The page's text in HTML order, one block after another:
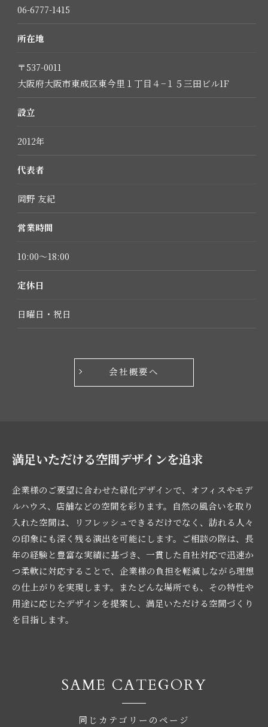
06-6777-1415
所在地
〒537-0011
大阪府大阪市東成区東今里１丁目４−１５三田ビル1F
設立
2012年
代表者
岡野 友紀
営業時間
10:00～18:00
定休日
日曜日・祝日
会社概要へ
満足いただける空間デザインを追求
企業様のご要望に合わせた緑化デザインで、オフィスやモデ
ルハウス、店舗などの空間を彩ります。自然の風合いを取り
入れた空間は、リフレッシュできるだけでなく、訪れる人々
の印象にも深く残る演出を可能にします。ご相談の際は、長
年の経験と豊富な実績に基づき、一貫した自社対応で迅速か
つ柔軟に対応することで、企業様の負担を軽減しながら理想
の仕上がりを実現します。またどんな場所でも、その特性や
用途に応じたデザインを提案し、満足いただける空間づくり
を目指します。
同じカテゴリーのページ
SAME CATEGORY